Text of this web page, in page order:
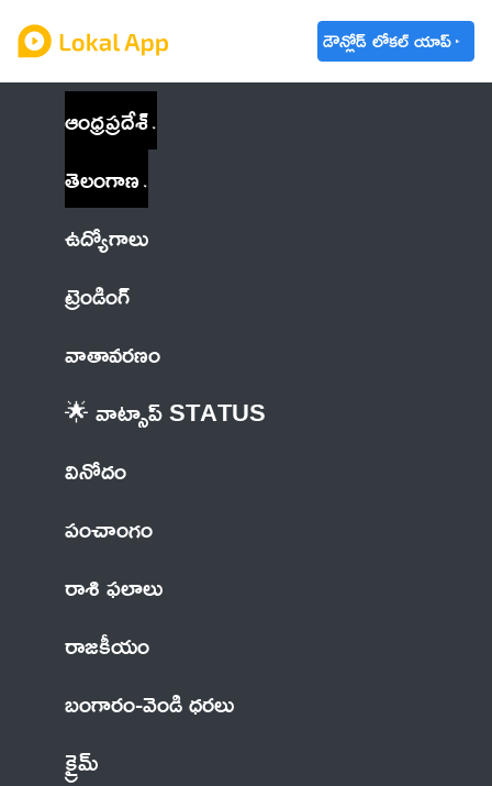
డౌన్లోడ్ లోకల్ యాప్
ఆంధ్రప్రదేశ్
తెలంగాణ
ఉద్యోగాలు
ట్రెండింగ్
వాతావరణం
🌟 వాట్సాప్ STATUS
వినోదం
పంచాంగం
రాశి ఫలాలు
రాజకీయం
బంగారం-వెండి ధరలు
క్రైమ్